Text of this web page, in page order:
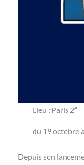
Lieu : Paris 2e
du 19 octobre
Depuis son